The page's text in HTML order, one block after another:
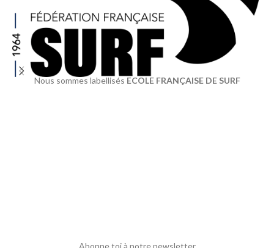
Nous sommes labellisés ECOLE FRANÇAISE DE SURF